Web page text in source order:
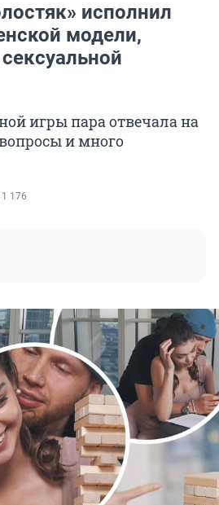
исполнил
модели,
игры пара отвечала на
и много
176